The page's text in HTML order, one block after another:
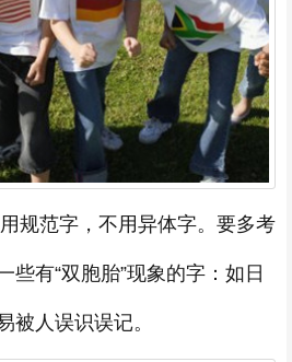
规范字，不用异体字。要多考
些有“双胞胎”现象的字：如日
被人误识误记。